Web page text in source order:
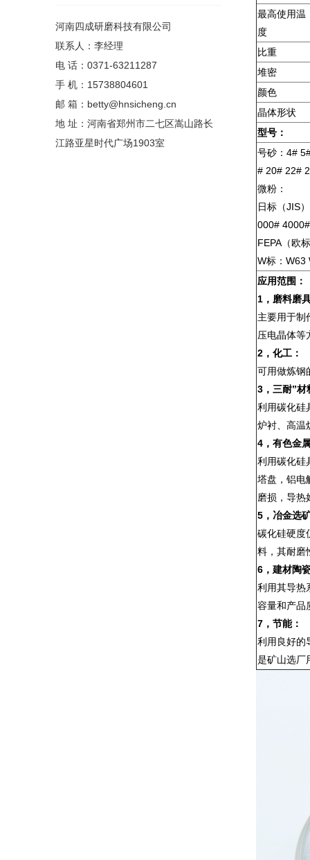
河南四成研磨科技有限公司
联系人：李经理
电 话：0371-63211287
手 机：15738804601
邮 箱：betty@hnsicheng.cn
地 址：河南省郑州市二七区嵩山路长
江路亚星时代广场1903室
最高使用温
度
比重
堆密
颜色
晶体形状
型号：
号砂：4#
# 20# 22#
微粉：
日标（JIS
000#
FEPA（欧
W标：W63
应用范围：
1， 磨料磨
主要用于制
压电晶体等
2， 化工：
可用做炼钢
3， 三耐”材
利用碳化硅
炉衬、高温
4， 有色金
利用碳化硅
塔盘，铝电
磨损，导热
5， 冶金选
碳化硅硬度
料，其耐磨
6， 建材陶
利用其导热
容量和产品
7， 节能：
利用良好的
是矿山选厂